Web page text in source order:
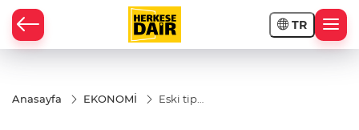
TR
Anasayfa EKONOMİ
Eski tip